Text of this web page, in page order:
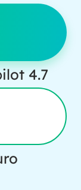
4.7